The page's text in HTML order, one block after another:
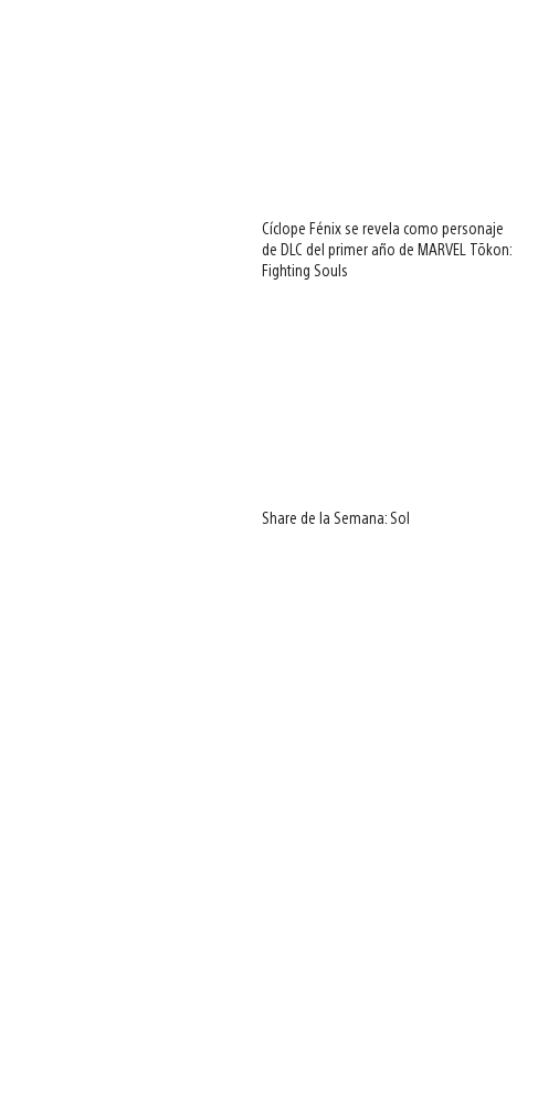
Cíclope Fénix se revela como personaje
de DLC del primer año de MARVEL Tōkon:
Fighting Souls
Share de la Semana: Sol